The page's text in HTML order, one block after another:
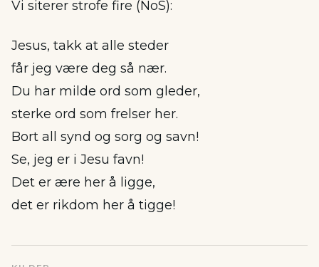
Vi siterer strofe fire (NoS):
Jesus, takk at alle steder
får jeg være deg så nær.
Du har milde ord som gleder,
sterke ord som frelser her.
Bort all synd og sorg og savn!
Se, jeg er i Jesu favn!
Det er ære her å ligge,
det er rikdom her å tigge!